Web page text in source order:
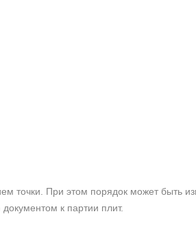
точки. При этом порядок может быть
к партии плит.